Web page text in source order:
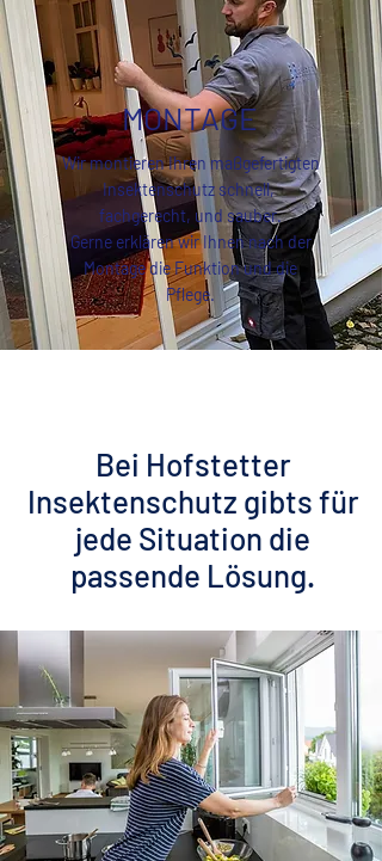
MONTAGE
Wir montieren Ihren maßgefertigten
Insektenschutz schnell,
fachgerecht, und sauber.
Gerne erklären wir Ihnen nach der
Montage die Funktion und die
Pflege.
Bei Hofstetter
Insektenschutz gibts für
jede Situation die
passende Lösung.